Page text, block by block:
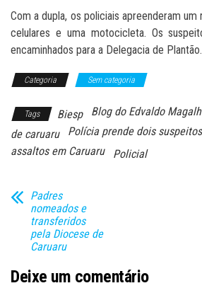
Com a dupla, os policiais apreenderam
celulares e uma motocicleta. Os
encaminhados para a Delegacia de Plantão.
Categoria Sem categoria
Tags Biesp Blog do Edvaldo
de caruaru
Polícia prende dois
assaltos em Caruaru
Policial
Padres
nomeados e
transferidos
pela Diocese de
Caruaru
Deixe um comentário